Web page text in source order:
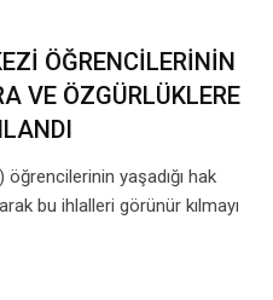
ÖĞRENCİLERİNİN
VE ÖZGÜRLÜKLERE
yaşadığı hak
bu ihlalleri görünür kılmayı